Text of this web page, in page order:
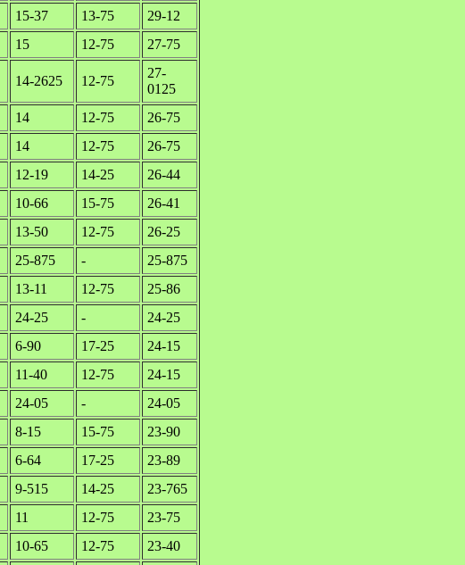
15-37 13-75
29-12
15 12-75 27-75
14-2625 12-75
27-
0125
14 12-75
26-75
14 12-75
26-75
12-19 14-25
26-44
10-66 15-75
26-41
13-50 12-75
26-25
25-875 -
25-875
13-11 12-75
25-86
24-25 -
24-25
6-90 17-25
24-15
11-40 12-75
24-15
24-05 -
24-05
8-15 15-75
23-90
6-64 17-25
23-89
9-515 14-25
23-765
11 12-75
23-75
10-65 12-75
23-40